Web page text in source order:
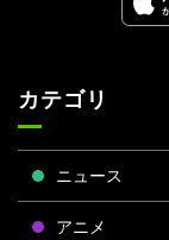
カテゴリ
ニュース
アニメ